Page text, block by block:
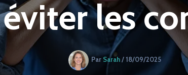
les
Par Sarah/18/09/2025